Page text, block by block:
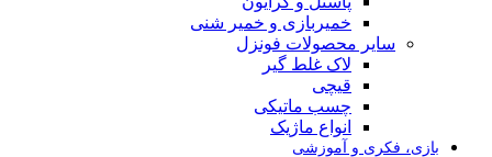
خمیربازی و خمیر شنی
سایر محصولات فونزل
لاک غلط گیر
قیچی
چسب ماتیکی
انواع ماژیک
بازی، فکری و آموزشی